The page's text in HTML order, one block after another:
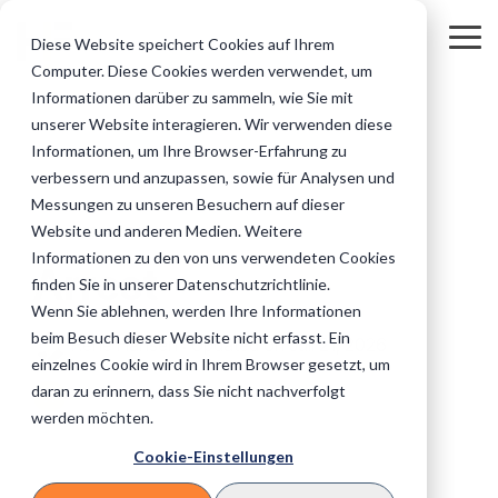
Diese Website speichert Cookies auf Ihrem
Computer. Diese Cookies werden verwendet, um
Informationen darüber zu sammeln, wie Sie mit
unserer Website interagieren. Wir verwenden diese
Informationen, um Ihre Browser-Erfahrung zu
verbessern und anzupassen, sowie für Analysen und
Messungen zu unseren Besuchern auf dieser
Website und anderen Medien. Weitere
Informationen zu den von uns verwendeten Cookies
finden Sie in unserer Datenschutzrichtlinie.
Wenn Sie ablehnen, werden Ihre Informationen
beim Besuch dieser Website nicht erfasst. Ein
einzelnes Cookie wird in Ihrem Browser gesetzt, um
daran zu erinnern, dass Sie nicht nachverfolgt
werden möchten.
Cookie-Einstellungen
main
content.
Unsere Online-
Services für Sie
Sofort-Beauftragung
Einfach online
Inkassofälle
abgeben.
Inkassokosten
Rechner
Direkt Inkassokosten
Inkasso und Forderungsmanagement
Zwangsvollstreckung
Zahlungsüberwachung
Außergerichtliches Mahnverfahren
Gerichtliches Mahnverfahren
Telefoninkasso
Die finale Mahnung
B2B Inkasso
Titulierte Forderung
Adressermittlung
Internationales Inkasso
Privatkunden
&
Masseninkas
so
eCommerce
Telko/Telekommunikation & IT
Stadtwerke
Versorungsunternehmen
Gastronomie & Hotels
Regulierte
institutionelle
Auftraggeber
Banken
Bildungswesen
Verlage
Unternehmen
(B2B)
Wissen für Ihr
Inkasso
FAQ
Fragen und
Antworten
rund um das
Inkasso.
E-Books
Informative
zum Theme
Inkasso: Alles auf einen Blick
Inkasso Vorteile
Mahnwesen
Außergerichtliches Inkasso
Auslandsinkasso
IT-Technik
Unsere IT-Systeme &
Sicherheit im
Überblick.
Datenaustausch
Daten einfach &
sicher mit uns
austauschen.
3 MIN. LESEZEIT
Arrest
Rene Hansen:Updated on Juli 21, 2026
A